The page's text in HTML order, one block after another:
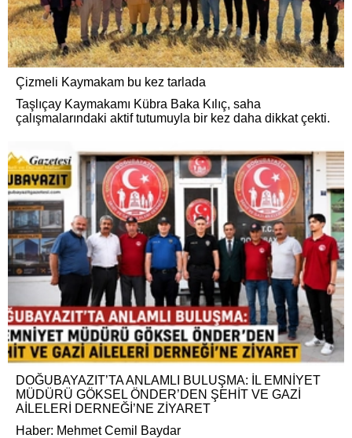
Çizmeli Kaymakam bu kez tarlada
Taşlıçay Kaymakamı Kübra Baka Kılıç, saha
çalışmalarındaki aktif tutumuyla bir kez daha dikkat çekti.
DOĞUBAYAZIT’TA ANLAMLI BULUŞMA: İL EMNİYET
MÜDÜRÜ GÖKSEL ÖNDER’DEN ŞEHİT VE GAZİ
AİLELERİ DERNEĞİ’NE ZİYARET
Haber: Mehmet Cemil Baydar